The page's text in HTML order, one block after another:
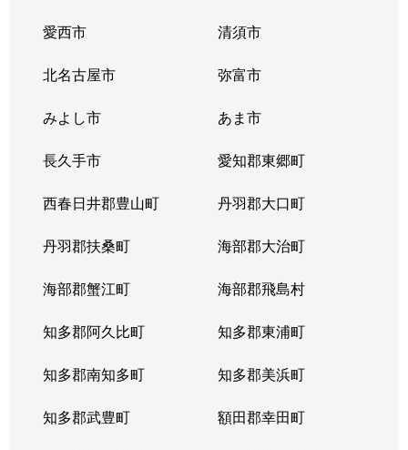
愛西市 清須市
北名古屋市 弥富市
みよし市 あま市
長久手市 愛知郡東郷町
西春日井郡豊山町 丹羽郡大口町
丹羽郡扶桑町 海部郡大治町
海部郡蟹江町 海部郡飛島村
知多郡阿久比町 知多郡東浦町
知多郡南知多町 知多郡美浜町
知多郡武豊町 額田郡幸田町